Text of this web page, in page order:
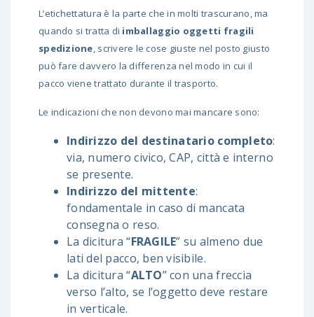
L’etichettatura è la parte che in molti trascurano, ma
quando si tratta di imballaggio oggetti fragili
spedizione, scrivere le cose giuste nel posto giusto
può fare davvero la differenza nel modo in cui il
pacco viene trattato durante il trasporto.
Le indicazioni che non devono mai mancare sono:
Indirizzo del destinatario completo:
via, numero civico, CAP, città e interno
se presente.
Indirizzo del mittente:
fondamentale in caso di mancata
consegna o reso.
La dicitura “FRAGILE” su almeno due
lati del pacco, ben visibile.
La dicitura “ALTO” con una freccia
verso l’alto, se l’oggetto deve restare
in verticale.